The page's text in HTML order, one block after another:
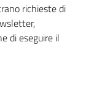
richieste di
di eseguire il